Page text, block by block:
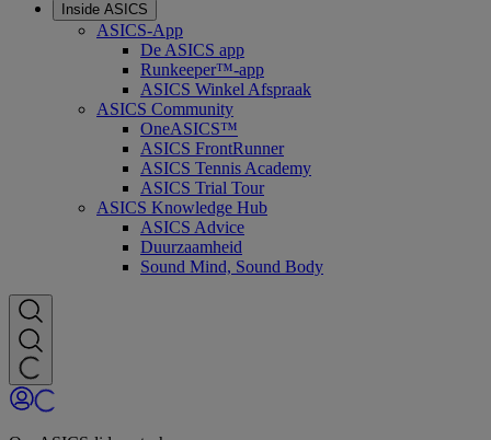
Inside ASICS
ASICS-App
De ASICS app
Runkeeper™-app
ASICS Winkel Afspraak
ASICS Community
OneASICS™
ASICS FrontRunner
ASICS Tennis Academy
ASICS Trial Tour
ASICS Knowledge Hub
ASICS Advice
Duurzaamheid
Sound Mind, Sound Body